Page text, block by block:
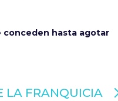
conceden hasta agotar
LA FRANQUICIA